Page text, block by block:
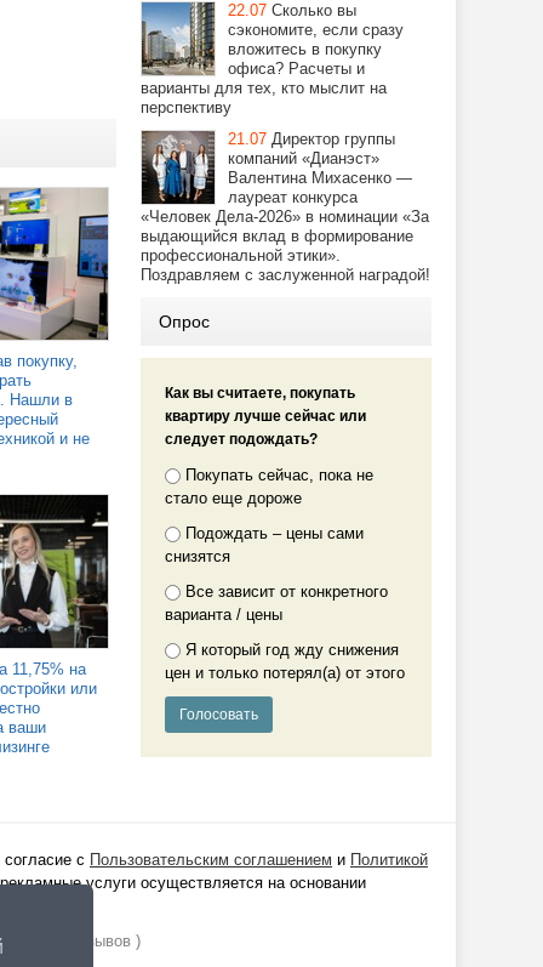
покупку,
Нашли в
и не
11,75% на
или
ваши
22.07 Сколько вы
сэкономите, если сразу
вложитесь в покупку
офиса? Расчеты и
варианты для тех, кто мыслит на
перспективу
21.07 Директор группы
компаний «Дианэст»
Валентина Михасенко —
лауреат конкурса
«Человек Дела-2026» в номинации «За
выдающийся вклад в формирование
профессиональной этики».
Поздравляем с заслуженной наградой!
Опрос
Как вы считаете, покупать
квартиру лучше сейчас или
следует подождать?
Покупать сейчас, пока не
стало еще дороже
Подождать – цены сами
снизятся
Все зависит от конкретного
варианта / цены
Я который год жду снижения
цен и только потерял(а) от этого
с Пользовательским соглашением и Политикой
услуги осуществляется на основании
отзывов )